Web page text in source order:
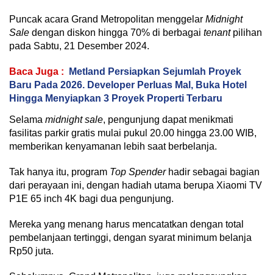
Puncak acara Grand Metropolitan menggelar Midnight
Sale dengan diskon hingga 70% di berbagai tenantpilihan
pada Sabtu, 21 Desember 2024.
Baca Juga :
Metland Persiapkan Sejumlah Proyek
Baru Pada 2026. Developer Perluas Mal, Buka Hotel
Hingga Menyiapkan 3 Proyek Properti Terbaru
Selama midnight sale, pengunjung dapat menikmati
fasilitas parkir gratis mulai pukul 20.00 hingga 23.00 WIB,
memberikan kenyamanan lebih saat berbelanja.
Tak hanya itu, program Top Spenderhadir sebagai bagian
dari perayaan ini, dengan hadiah utama berupa Xiaomi TV
P1E 65 inch 4K bagi dua pengunjung.
Mereka yang menang harus mencatatkan dengan total
pembelanjaan tertinggi, dengan syarat minimum belanja
Rp50 juta.